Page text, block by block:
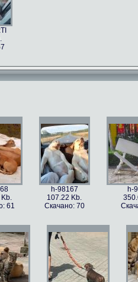
61
h-98167
107.22 Kb.
Скачано: 70
h-